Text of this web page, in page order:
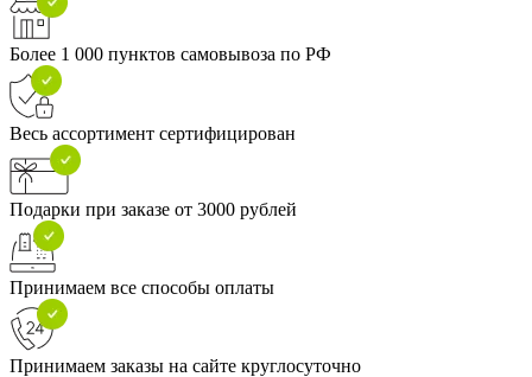
Более 1 000 пунктов самовывоза по РФ
Весь ассортимент сертифицирован
Подарки при заказе от 3000 рублей
Принимаем все способы оплаты
Принимаем заказы на сайте круглосуточно